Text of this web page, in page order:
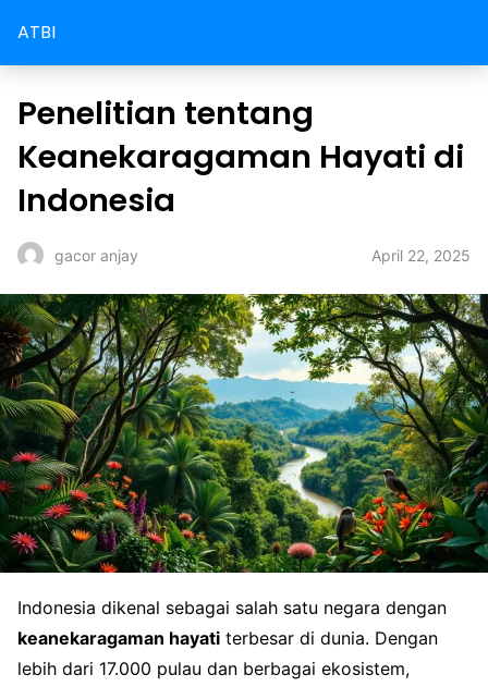
ATBI
Penelitian tentang
Keanekaragaman Hayati di
Indonesia
gacor anjay April 22, 2025
Indonesia dikenal sebagai salah satu negara dengan
keanekaragaman hayati terbesar di dunia. Dengan
lebih dari 17.000 pulau dan berbagai ekosistem,